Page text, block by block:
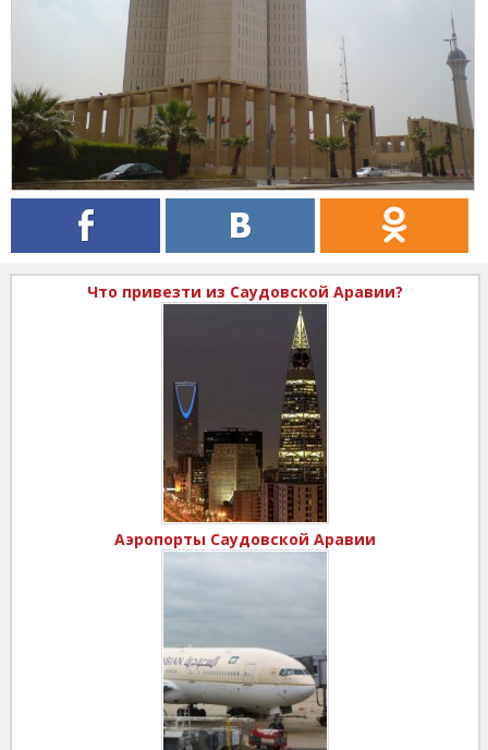
Что привезти из Саудовской Аравии?
Аэропорты Саудовской Аравии